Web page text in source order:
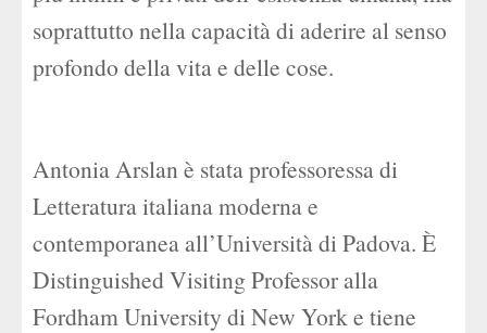
soprattutto nella capacità di aderire al senso
profondo della vita e delle cose.
Antonia Arslan è stata professoressa di
Letteratura italiana moderna e
contemporanea all’Università di Padova. È
Distinguished Visiting Professor alla
Fordham University di New York e tiene